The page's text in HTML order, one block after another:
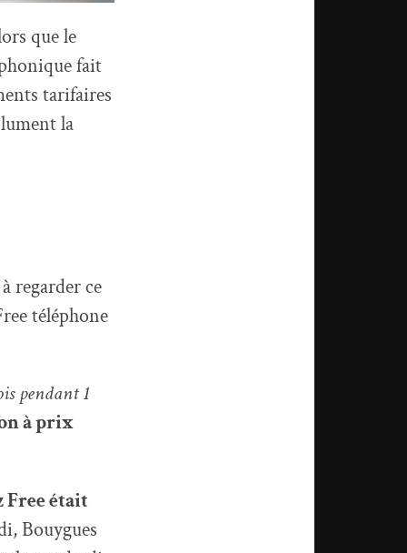
que le
fait
tarifaires
la
regarder ce
téléphone
pendant 1
à prix
Free était
Bouygues